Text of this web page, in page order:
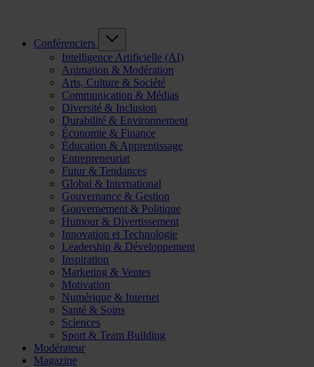
Conférenciers
Intelligence Artificielle (AI)
Animation & Modération
Arts, Culture & Société
Communication & Médias
Diversité & Inclusion
Durabilité & Environnement
Économie & Finance
Éducation & Apprentissage
Entrepreneuriat
Futur & Tendances
Global & International
Gouvernance & Gestion
Gouvernement & Politique
Humour & Divertissement
Innovation et Technologie
Leadership & Développement
Inspiration
Marketing & Ventes
Motivation
Numérique & Internet
Santé & Soins
Sciences
Sport & Team Building
Modérateur
Magazine